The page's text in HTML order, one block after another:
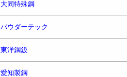
大同特殊鋼
パウダーテック
東洋鋼鈑
愛知製鋼